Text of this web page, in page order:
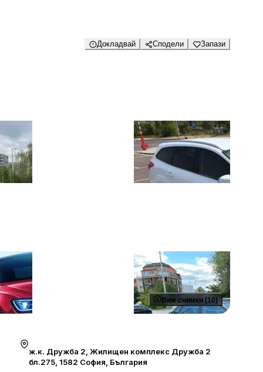
Докладвай Сподели Запази
Виж снимки (10)
ж.к. Дружба 2, Жилищен комплекс Дружба 2
бл.275, 1582 София, България